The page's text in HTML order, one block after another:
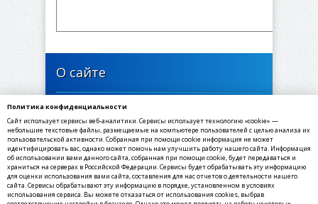
О сайте
446637, Самарская область, Богатовский район,
село Арзамасцевка, Школьная улица, 24
✉ E-mail: arzamasevka@yandex.ru
☎ Телефон: 8(84666) 3-91-67
☏ Факс: 8(84666) 3-91-69
Политика конфиденциальности
Сайт использует сервисы веб-аналитики. Сервисы использует технологию «cookie» —
небольшие текстовые файлы, размещаемые на компьютере пользователей с целью анализа их
пользовательской активности. Собранная при помощи cookie информация не может
идентифицировать вас, однако может помочь нам улучшить работу нашего сайта. Информация
об использовании вами данного сайта, собранная при помощи cookie, будет передаваться и
храниться на серверах в Российской Федерации. Сервисы будет обрабатывать эту информацию
для оценки использования вами сайта, составления для нас отчетов о деятельности нашего
сайта. Сервисы обрабатывают эту информацию в порядке, установленном в условиях
использования сервиса. Вы можете отказаться от использования cookies, выбрав